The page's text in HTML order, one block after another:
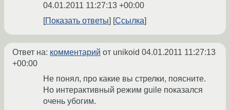
04.01.2011 11:27:13 +00:00
Показать ответы
Ссылка
Ответ на: комментарий от unikoid 04.01.2011 11:27:13
+00:00
Не понял, про какие вы стрелки, поясните.
Но интерактивный режим guile показался
очень убогим.